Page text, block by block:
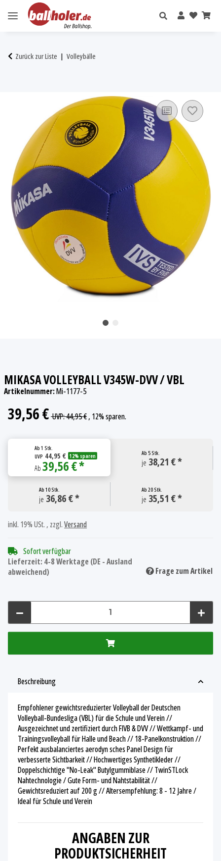
Zurück zur Liste Volleybälle
MIKASA VOLLEYBALL V345W-DVV / VBL
Artikelnummer:Mi-1177-5
39,56 €UVP:44,95 €, 12%sparen.
Ab 1 Stk.
UVP 44,95 € 12% sparen
Ab39,56 € *
Ab 5 Stk.
je 38,21 € *
Ab 10 Stk.
je 36,86 € *
Ab 20 Stk.
je 35,51 € *
inkl. 19% USt. , zzgl.Versand
Sofort verfügbar
Lieferzeit: 4-8 Werktage (DE - Ausland
abweichend)
Frage zum Artikel
Beschreibung
Empfohlener gewichtsreduzierter Volleyball der Deutschen
Volleyball-Bundesliga (VBL) für die Schule und Verein //
Ausgezeichnet und zertifiziert durch FIVB & DVV // Wettkampf- und
Trainingsvolleyball für Halle und Beach // 18-Panelkonstruktion //
Perfekt ausbalanciertes aerodyn sches Panel Design für
verbesserte Sichtbarkeit // Hochwertiges Synthetikleder //
Doppelschichtige "No-Leak" Butylgummiblase // TwinSTLock
Nahtechnologie / Gute Form- und Nahtstabilität //
Gewichtsreduziert auf 200 g // Altersempfehlung: 8 - 12 Jahre /
Ideal für Schule und Verein
ANGABEN ZUR
PRODUKTSICHERHEIT